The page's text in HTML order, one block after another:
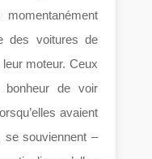
des voitures de
moteur. Ceux
de voir
avaient
se souviennent –